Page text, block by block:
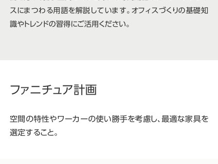
スにまつわる用語を解説しています。オフィスづくりの基礎知
識やトレンドの習得にご活用ください。
ファニチュア計画
空間の特性やワーカーの使い勝手を考慮し、最適な家具を
選定すること。